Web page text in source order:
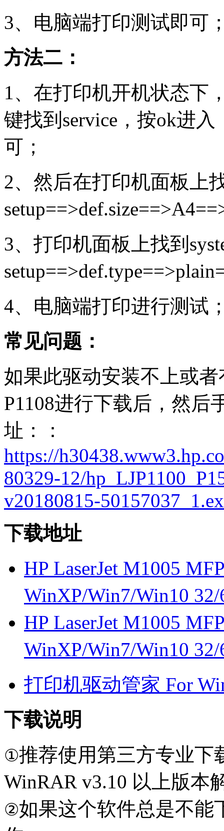
3、电脑端打印测试即可
方法二：
1、在打印机开机状态下
键找到service，按ok进入
可；
2、然后在打印机面板上
3、打印机面板上找到
4、电脑端打印进行测试
常见问题：
如果此驱动安装不上或
P1108进行下载后，然后
址：：
https://
80329-12/
v20180815-
下载地址
HP LaserJet M1005
WinXP/Win7/Win10
HP LaserJet M1005
WinXP/Win7/Win10
打印机驱动管家 For
下载说明
①推荐使用第三方专业下
WinRAR v3.10 以上版本
②如果这个软件总是不能